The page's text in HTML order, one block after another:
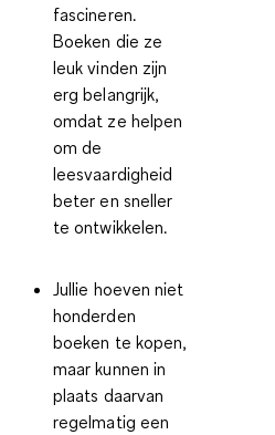
fascineren.
Boeken die ze
leuk vinden zijn
erg belangrijk,
omdat ze helpen
om de
leesvaardigheid
beter en sneller
te ontwikkelen.
Jullie hoeven niet
honderden
boeken te kopen,
maar kunnen in
plaats daarvan
regelmatig een